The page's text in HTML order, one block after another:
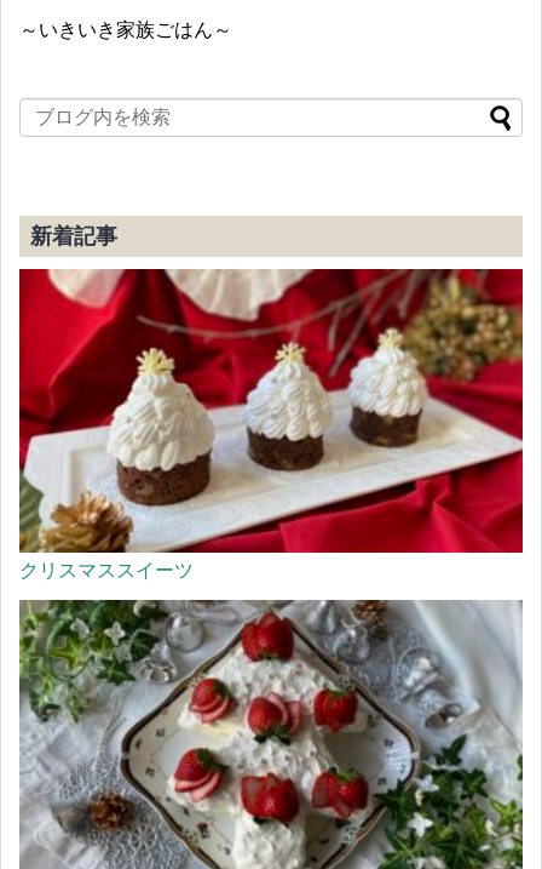
～いきいき家族ごはん～
新着記事
クリスマススイーツ